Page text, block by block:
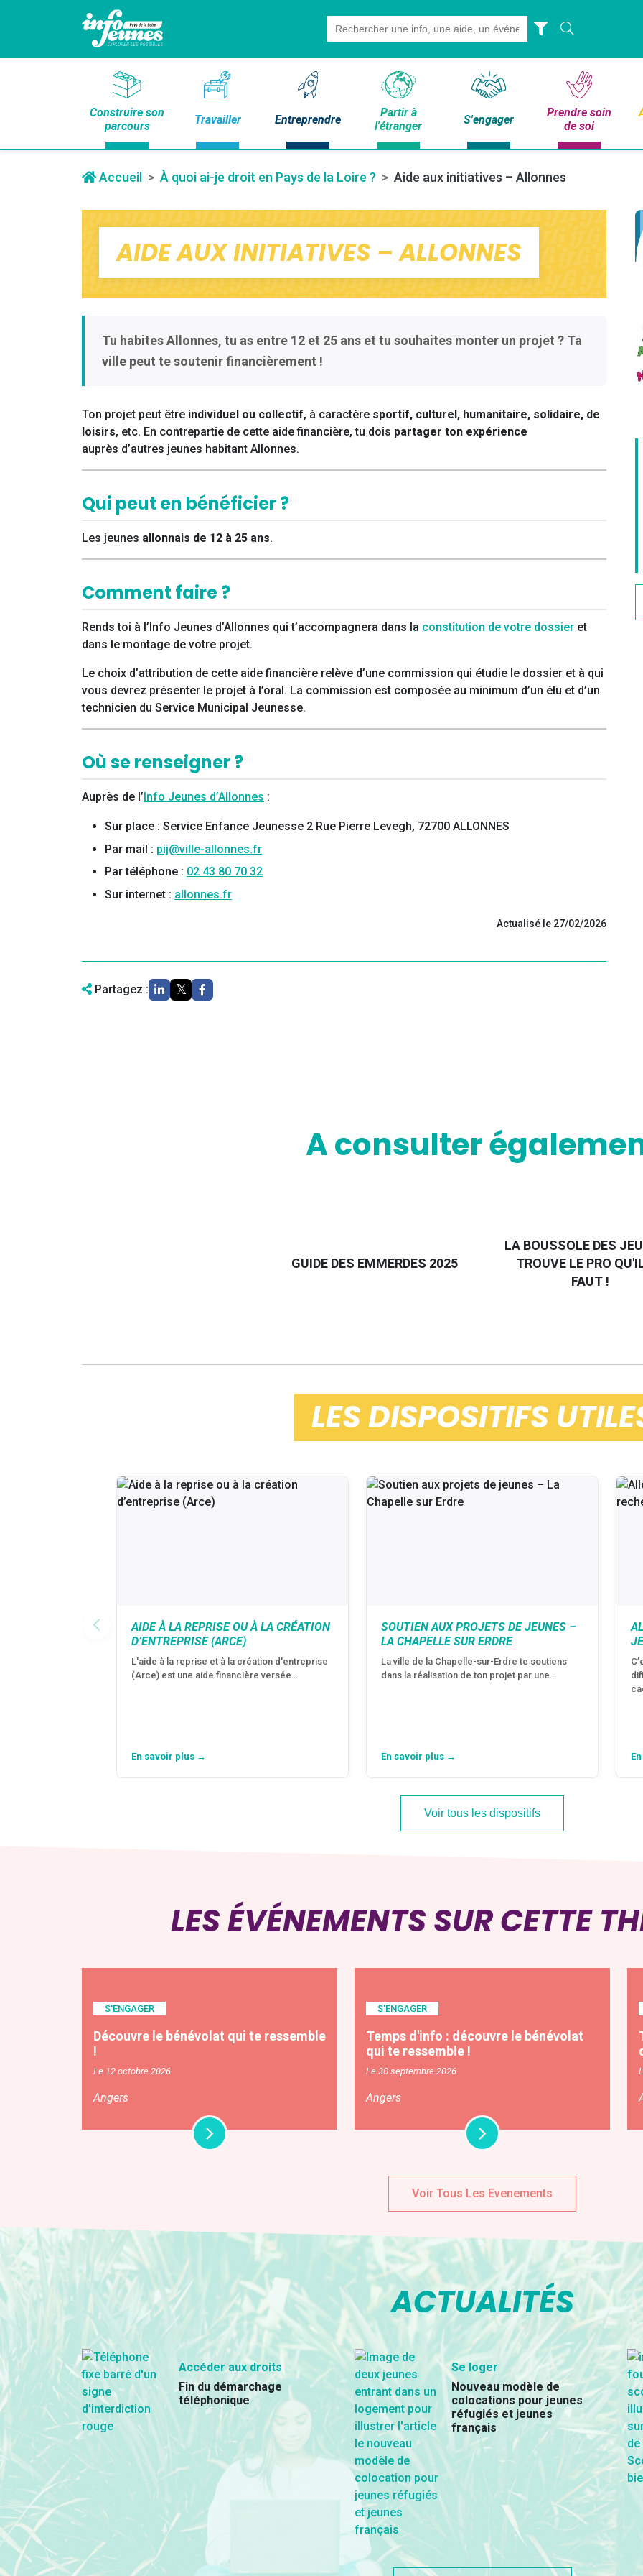
Search
for:
Construire son
parcours
Travailler Entreprendre
Partir à
l'étranger
S'engager
Prendre soin
de soi
Accueil À quoi ai-je droit en Pays de la Loire ? Aide aux initiatives – Allonnes
AIDE AUX INITIATIVES – ALLONNES
Tu habites Allonnes, tu as entre 12 et 25 ans et tu souhaites monter un projet ? Ta
ville peut te soutenir financièrement !
Ton projet peut être individuel ou collectif, à caractère sportif, culturel, humanitaire, solidaire, de
loisirs, etc. En contrepartie de cette aide financière, tu dois partager ton expérience
auprès d’autres jeunes habitant Allonnes.
Qui peut en bénéficier ?
Les jeunes allonnais de 12 à 25 ans.
Comment faire ?
Rends toi à l’Info Jeunes d’Allonnes qui t’accompagnera dans la constitution de votre dossier et
dans le montage de votre projet.
Le choix d’attribution de cette aide financière relève d’une commission qui étudie le dossier et à qui
vous devrez présenter le projet à l’oral. La commission est composée au minimum d’un élu et d’un
technicien du Service Municipal Jeunesse.
Où se renseigner ?
Auprès de l’ Info Jeunes d’Allonnes :
Sur place : Service Enfance Jeunesse 2 Rue Pierre Levegh, 72700 ALLONNES
Par mail : pij@ville-allonnes.fr
Par téléphone : 02 43 80 70 32
Sur internet : allonnes.fr
Actualisé le 27/02/2026
Partagez :
A consulter
GUIDE DES EMMERDES 2025
LA BOUSSOLE DES
TROUVE LE PRO
FAUT !
LES DISPOSITIFS
AIDE À LA REPRISE OU À LA CRÉATION
D’ENTREPRISE (ARCE)
L'aide à la reprise et à la création d'entreprise
(Arce) est une aide financière versée…
En savoir plus →
SOUTIEN AUX PROJETS DE JEUNES –
LA CHAPELLE SUR ERDRE
La ville de la Chapelle-sur-Erdre te soutiens
dans la réalisation de ton projet par une…
En savoir plus →
Voir tous les dispositifs
LES ÉVÉNEMENTS SUR CETTE
S'ENGAGER
Découvre le bénévolat qui te ressemble
!
Le 12 octobre 2026
Angers
S'ENGAGER
Temps d'info : découvre le bénévolat
qui te ressemble !
Le 30 septembre 2026
Angers
Voir Tous Les Evenements
ACTUALITÉS
Accéder aux droits
Fin du démarchage
téléphonique
Se loger
Nouveau modèle de
colocations pour jeunes
réfugiés et jeunes
français